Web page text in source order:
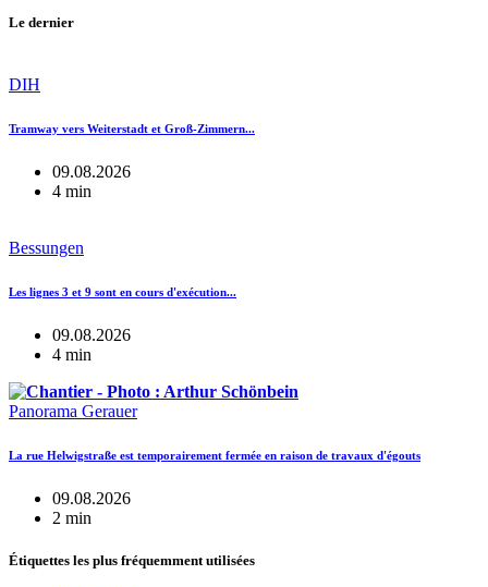
Le dernier
DIH
Tramway vers Weiterstadt et Groß-Zimmern...
09.08.2026
4 min
Bessungen
Les lignes 3 et 9 sont en cours d'exécution...
09.08.2026
4 min
Panorama Gerauer
La rue Helwigstraße est temporairement fermée en raison de travaux d'égouts
09.08.2026
2 min
Étiquettes les plus fréquemment utilisées